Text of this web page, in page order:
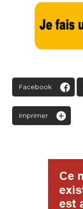
Facebook
Imprimer